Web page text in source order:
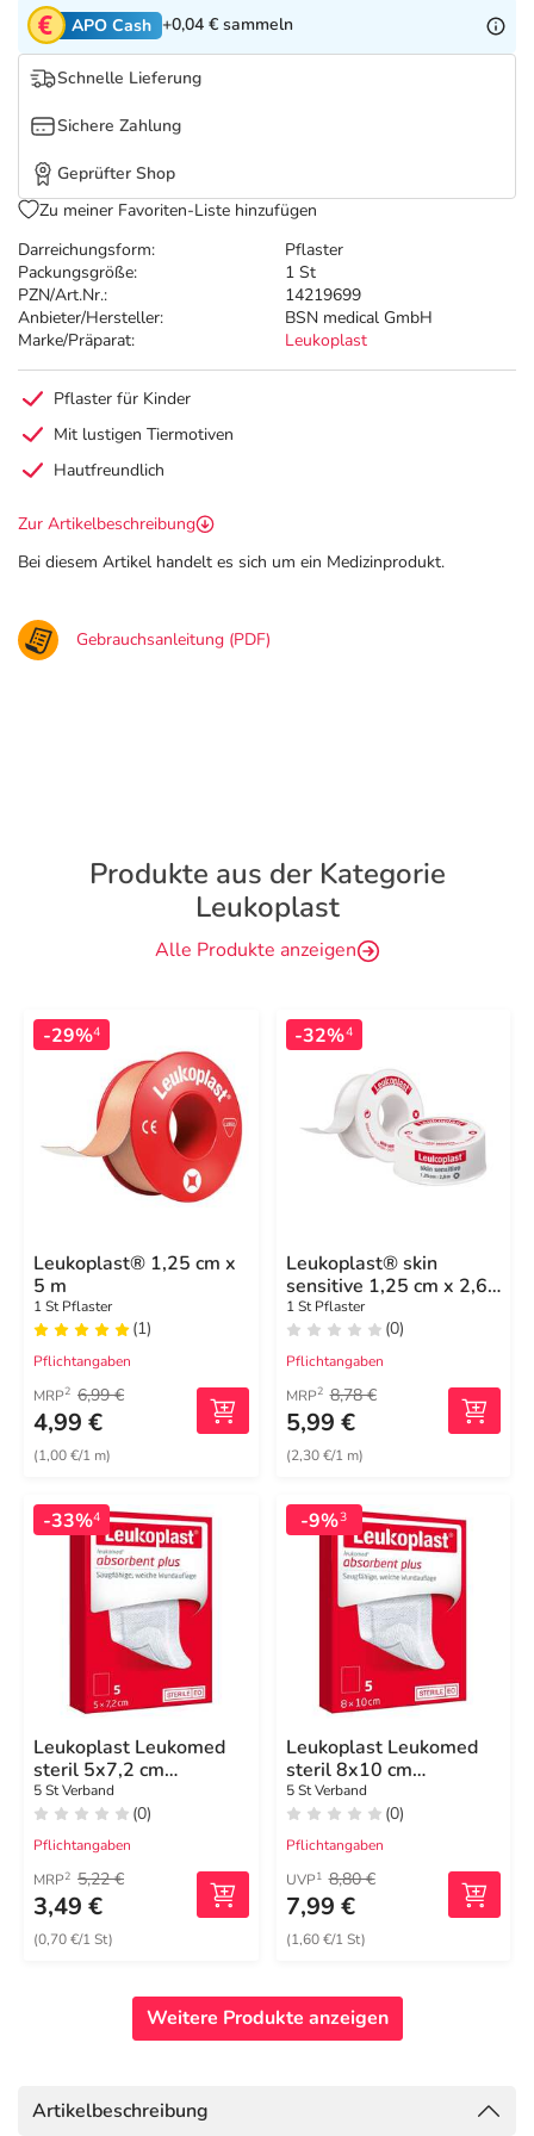
Tierapotheke
Vitamine & Mineralstoffe
Marken
Salus Deals
Darreichungsform:
Pflaster
Packungsgröße:
1 St
PZN/Art.Nr.:
14219699
Anbieter/Hersteller:
BSN medical GmbH
Marke/Präparat:
Leukoplast
APO Cash +0,04 € sammeln
Schnelle Lieferung
Sichere Zahlung
Geprüfter Shop
Zu meiner Favoriten-Liste hinzufügen
Pflaster für Kinder
Mit lustigen Tiermotiven
Hautfreundlich
Zur Artikelbeschreibung
Bei diesem Artikel handelt es sich um ein Medizinprodukt.
Gebrauchsanleitung (PDF)
Produkte aus der Kategorie
Leukoplast
Alle Produkte anzeigen
-29%4
Leukoplast® 1,25 cm x
5 m
1 St Pflaster
(1)
Pflichtangaben
MRP2 6,99 €
4,99 €
(1,00 €/1 m)
-32%4
Leukoplast® skin
sensitive 1,25 cm x 2,6
m
1 St Pflaster
(0)
Pflichtangaben
MRP2 8,78 €
5,99 €
(2,30 €/1 m)
-33%4
Leukoplast Leukomed
steril 5x7,2 cm
Wundauflage
5 St Verband
(0)
Pflichtangaben
MRP2 5,22 €
3,49 €
(0,70 €/1 St)
-9%3
Leukoplast Leukomed
steril 8x10 cm
Wundauflage
5 St Verband
(0)
Pflichtangaben
UVP1 8,80 €
7,99 €
(1,60 €/1 St)
Weitere Produkte anzeigen
Artikelbeschreibung